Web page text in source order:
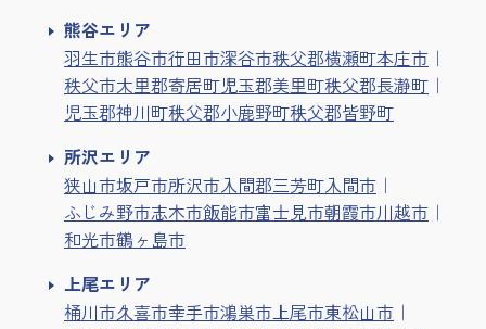
熊谷エリア
羽生市熊谷市行田市深谷市秩父郡横瀬町本庄市
秩父市大里郡寄居町児玉郡美里町秩父郡長瀞町
児玉郡神川町秩父郡小鹿野町秩父郡皆野町
所沢エリア
狭山市坂戸市所沢市入間郡三芳町入間市
ふじみ野市志木市飯能市富士見市朝霞市川越市
和光市鶴ヶ島市
上尾エリア
桶川市久喜市幸手市鴻巣市上尾市東松山市